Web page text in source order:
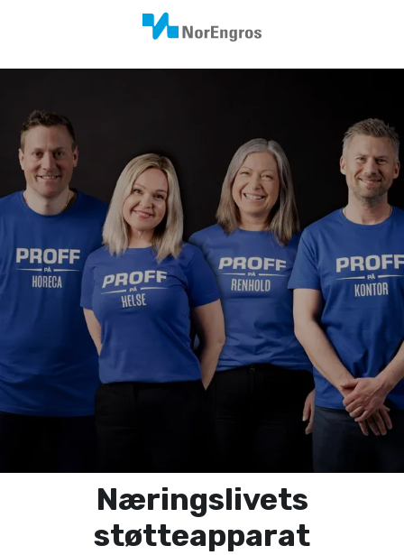
Næringslivets
støtteapparat